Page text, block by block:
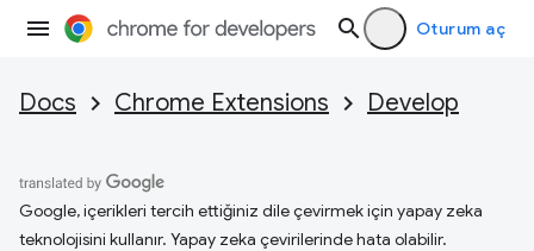
Oturum aç
Docs Chrome Extensions Develop
Google, içerikleri tercih ettiğiniz dile çevirmek için yapay zeka
teknolojisini kullanır. Yapay zeka çevirilerinde hata olabilir.